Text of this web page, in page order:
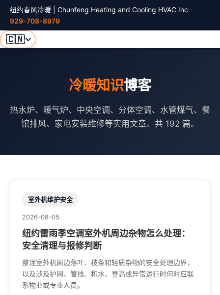
纽约春风冷暖 | Chunfeng Heating and Cooling HVAC Inc
929-708-8979
🇨🇳
冷暖知识博客
热水炉、暖气炉、中央空调、分体空调、水管煤气、餐
馆排风、家电安装维修等实用文章。共 192 篇。
室外机维护安全
2026-08-05
纽约雷雨季空调室外机周边杂物怎么处理：
安全清理与报修判断
整理室外机周边落叶、枝条和轻质杂物的安全处理边界，
以及涉及护网、管线、积水、登高或异常运行时何时应联
系物业或专业人员。